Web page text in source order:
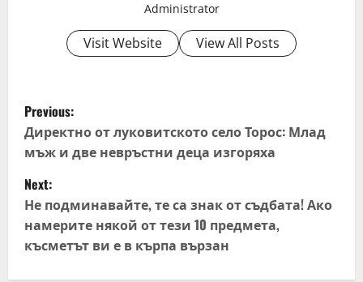
Administrator
Visit Website View All Posts
P
o
s
t
n
Previous:
Директно от луковитското село Торос: Млад
мъж и две невръстни деца изгоряха
Next:
Не подминавайте, те са знак от съдбата! Ако
намерите някой от тези 10 предмета,
късметът ви е в кърпа вързан